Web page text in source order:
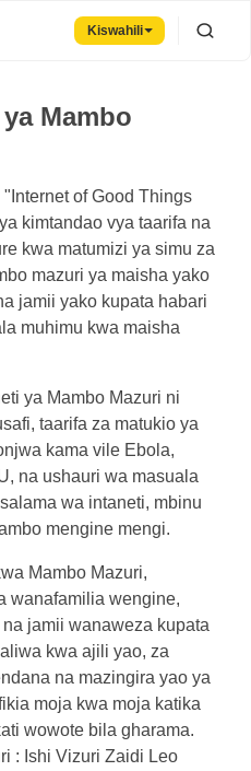
Kiswahili
Mambo
"Internet of Good Things
kimtandao vya taarifa na
kwa matumizi ya simu za
mazuri ya maisha yako
jamii yako kupata habari
muhimu kwa maisha
ya Mambo Mazuri ni
taarifa za matukio ya
kama vile Ebola,
na ushauri wa masuala
wa intaneti, mbinu
mengine mengi.
Mambo Mazuri,
wanafamilia wengine,
jamii wanaweza kupata
kwa ajili yao, za
na mazingira yao ya
moja kwa moja katika
wowote bila gharama.
: Ishi Vizuri Zaidi Leo